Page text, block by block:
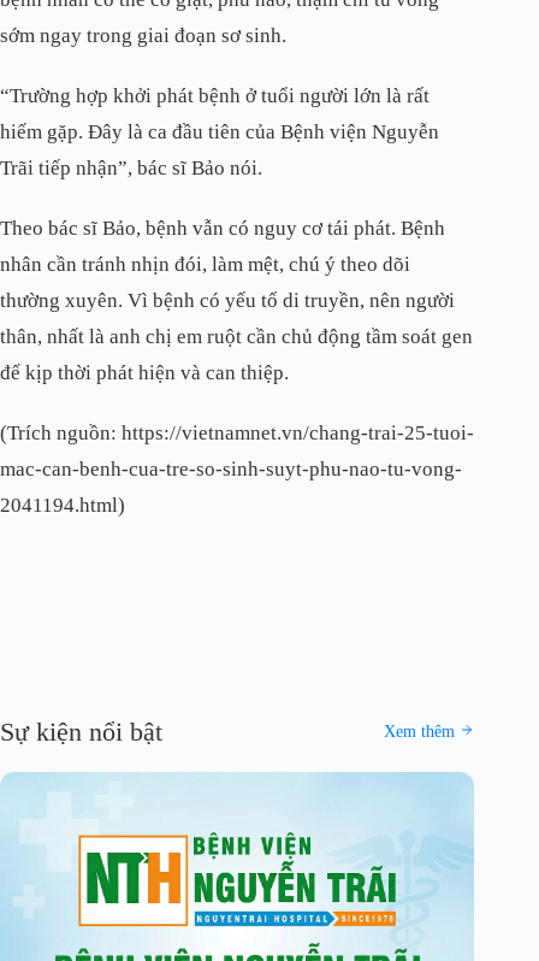
sớm ngay trong giai đoạn sơ sinh.
“Trường hợp khởi phát bệnh ở tuổi người lớn là rất
hiếm gặp. Đây là ca đầu tiên của Bệnh viện Nguyễn
Trãi tiếp nhận”, bác sĩ Bảo nói.
Theo bác sĩ Bảo, bệnh vẫn có nguy cơ tái phát. Bệnh
nhân cần tránh nhịn đói, làm mệt, chú ý theo dõi
thường xuyên. Vì bệnh có yếu tố di truyền, nên người
thân, nhất là anh chị em ruột cần chủ động tầm soát gen
để kịp thời phát hiện và can thiệp.
(Trích nguồn: https://vietnamnet.vn/chang-trai-25-tuoi-
mac-can-benh-cua-tre-so-sinh-suyt-phu-nao-tu-vong-
2041194.html)
Sự kiện nổi bật Xem thêm